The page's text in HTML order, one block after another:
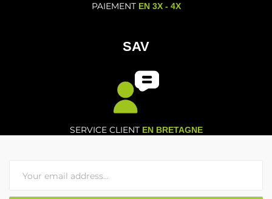
PAIEMENT EN 3X - 4X
SAV
SERVICE CLIENT EN BRETAGNE